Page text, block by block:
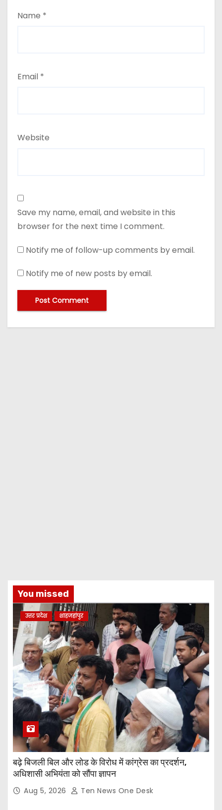
Name *
Email *
Website
Save my name, email, and website in this
browser for the next time I comment.
Notify me of follow-up comments by email.
Notify me of new posts by email.
You missed
उत्तर प्रदेश शाहजहांपुर
बढ़े बिजली बिल और लोड के विरोध में कांग्रेस का प्रदर्शन,
अधिशासी अभियंता को सौंपा ज्ञापन
Aug 5, 2026 Ten News One Desk